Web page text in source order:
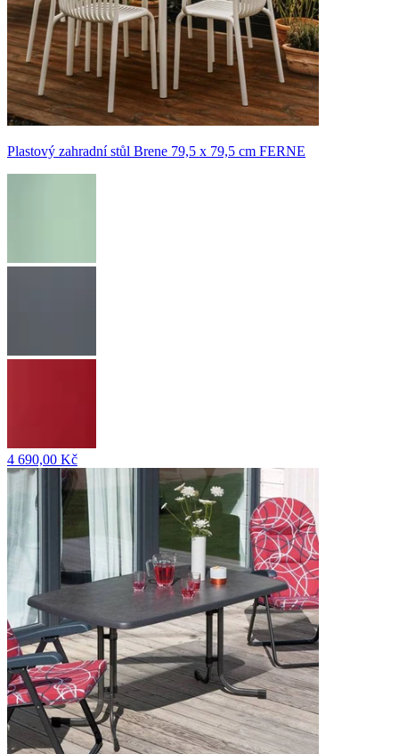
Plastový zahradní stůl Brene 79,5 x 79,5 cm FERNE
4 690,00 Kč